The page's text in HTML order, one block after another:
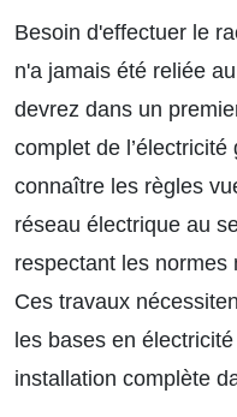
Besoin d'effectuer le
n'a jamais été reliée
devrez dans un
complet de
connaître les règles
réseau électrique au
respectant les normes
Ces travaux
les bases en
installation complète